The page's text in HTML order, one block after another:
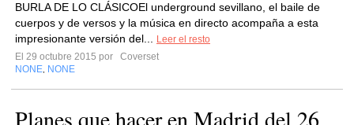
BURLA DE LO CLÁSICOEl underground sevillano, el baile de
cuerpos y de versos y la música en directo acompaña a esta
impresionante versión del...
Leer el resto
El 29 octubre 2015 por
Coverset
NONE NONE
Planes que hacer en Madrid del 26